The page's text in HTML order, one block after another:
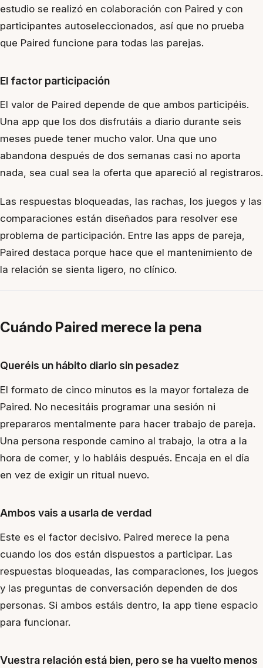
estudio se realizó en colaboración con Paired y con
participantes autoseleccionados, así que no prueba
que Paired funcione para todas las parejas.
El factor participación
El valor de Paired depende de que ambos participéis.
Una app que los dos disfrutáis a diario durante seis
meses puede tener mucho valor. Una que uno
abandona después de dos semanas casi no aporta
nada, sea cual sea la oferta que apareció al registraros.
Las respuestas bloqueadas, las rachas, los juegos y las
comparaciones están diseñados para resolver ese
problema de participación. Entre las apps de pareja,
Paired destaca porque hace que el mantenimiento de
la relación se sienta ligero, no clínico.
Cuándo Paired merece la pena
Queréis un hábito diario sin pesadez
El formato de cinco minutos es la mayor fortaleza de
Paired. No necesitáis programar una sesión ni
prepararos mentalmente para hacer trabajo de pareja.
Una persona responde camino al trabajo, la otra a la
hora de comer, y lo habláis después. Encaja en el día
en vez de exigir un ritual nuevo.
Ambos vais a usarla de verdad
Este es el factor decisivo. Paired merece la pena
cuando los dos están dispuestos a participar. Las
respuestas bloqueadas, las comparaciones, los juegos
y las preguntas de conversación dependen de dos
personas. Si ambos estáis dentro, la app tiene espacio
para funcionar.
Vuestra relación está bien, pero se ha vuelto menos